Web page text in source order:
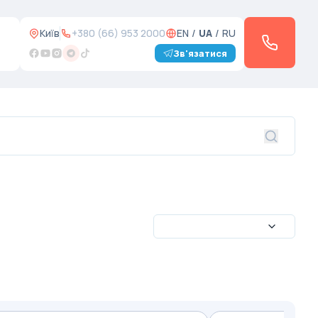
Київ +380 (66) 953 2000 EN / UA / RU
Зв'язатися